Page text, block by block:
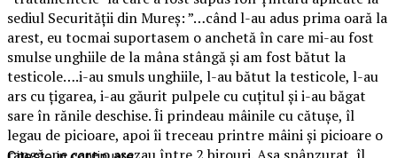
sediul Securității din Mureș: ”…când l-au adus prima oară la
arest, eu tocmai suportasem o anchetă în care mi-au fost
smulse unghiile de la mâna stângă și am fost bătut la
testicole….i-au smuls unghiile, l-au bătut la testicole, l-au
ars cu țigarea, i-au găurit pulpele cu cuțitul și i-au băgat
sare în rănile deschise. Îi prindeau mâinile cu cătușe, îl
legau de picioare, apoi îi treceau printre mâini și picioare o